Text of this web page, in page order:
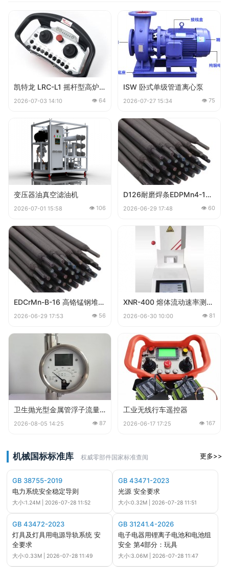
凯特龙 LRC-L1 摇杆型高炉泥炮工业遥控器
2026-07-03 14:10 👁 64
ISW 卧式单级管道离心泵
2026-07-27 15:34 👁 75
变压器油真空滤油机
2026-07-01 15:58 👁 106
D126耐磨焊条EDPMn4-16 锰钢堆焊耐磨焊条
2026-06-29 17:48 👁 60
EDCrMn-B-16 高铬锰钢堆焊焊条
2026-06-29 17:53 👁 56
XNR-400 熔体流动速率测定仪
2026-06-30 10:00 👁 81
卫生抛光型金属管浮子流量计
2026-08-05 14:25 👁 87
工业无线行车遥控器
2026-06-17 17:25 👁 167
机械国标标准库 权威零部件国家标准查阅 更多>>
GB 38755-2019
电力系统安全稳定导则
大小:1.24M | 2026-07-28 11:52
GB 43471-2023
光源 安全要求
大小:0.32M | 2026-07-28 11:51
GB 43472-2023
灯具及灯具用电源导轨系统 安
全要求
大小:0.33M | 2026-07-28 11:49
GB 31241.4-2026
电子电器用锂离子电池和电池组
安全 第4部分：玩具
大小:3.06M | 2026-07-28 11:47